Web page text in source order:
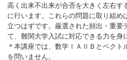
高く出来不出来が合否を大きく左右す
に行います。これらの問題に取り組め
立つはずです。厳選された頻出・重要
て、難関大学入試に対応できる力を身
＊本講座では、数学ⅠＡⅡＢとベクト
を問いません。